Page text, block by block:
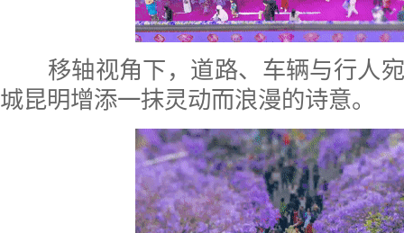
移轴视角下，道路、车辆与行人宛
城昆明增添一抹灵动而浪漫的诗意。